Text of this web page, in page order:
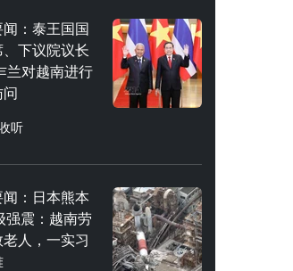
：泰王国国
下议院议长
兰对越南进行
问
听
：日本熊本
强震：越南劳
人，一实习